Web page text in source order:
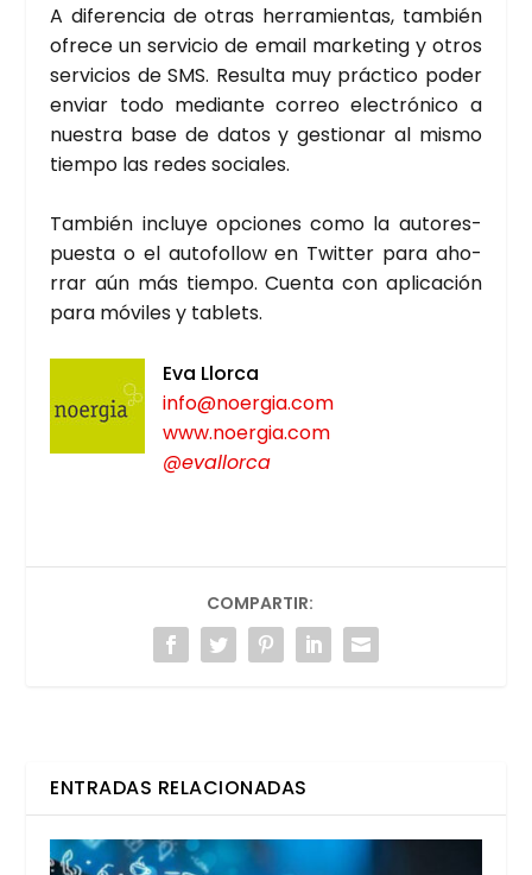
A dife­ren­cia de otras herra­mien­tas, tam­bién
ofre­ce un ser­vi­cio de email mar­ke­ting y otros
ser­vi­cios de SMS. Resul­ta muy prác­ti­co poder
enviar todo median­te correo elec­tró­ni­co a
nues­tra base de datos y ges­tio­nar al mis­mo
tiem­po las redes socia­les.
Tam­bién inclu­ye opcio­nes como la auto­res­
pues­ta o el auto­fo­llow en Twit­ter para aho­
rrar aún más tiem­po. Cuen­ta con apli­ca­ción
para móvi­les y tablets.
Eva Llor­ca
info@noergia.com
www.noergia.com
@evallorca
COMPARTIR:
ENTRADAS RELACIONADAS